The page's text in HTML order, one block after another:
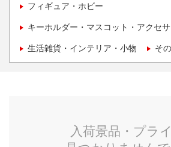
フィギュア・ホビー
キーホルダー・マスコット・アクセ
生活雑貨・インテリア・小物 そ